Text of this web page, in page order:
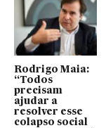
Rodrigo Maia:
“Todos
precisam
ajudar a
resolver esse
colapso social